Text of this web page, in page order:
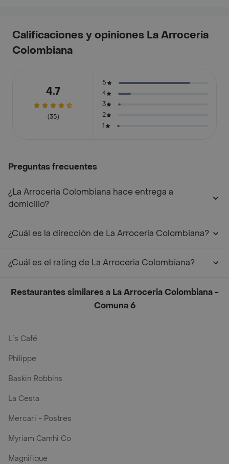
Calificaciones y opiniones La Arroceria
Colombiana
4.7
(35)
5
4
3
2
1
Preguntas frecuentes
¿La Arroceria Colombiana hace entrega a
domicilio?
¿Cuál es la dirección de La Arroceria Colombiana?
¿Cuál es el rating de La Arroceria Colombiana?
Restaurantes similares a La Arroceria Colombiana -
Comuna 6
L´s Café
Philippe
Baskin Robbins
La Cesta
Mercari - Postres
Myriam Camhi Co
Magnifique